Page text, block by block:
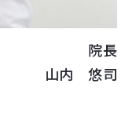
院長
山内 悠司